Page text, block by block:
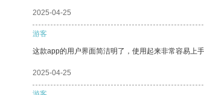
2025-04-25
游客
这款app的用户界面简洁明了，使用起来非常容易上
2025-04-25